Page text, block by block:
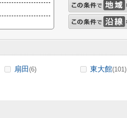
扇田(6) 東大館(101)